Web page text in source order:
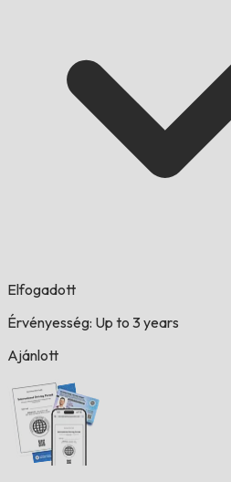
Elfogadott
Érvényesség: Up to 3 years
Ajánlott